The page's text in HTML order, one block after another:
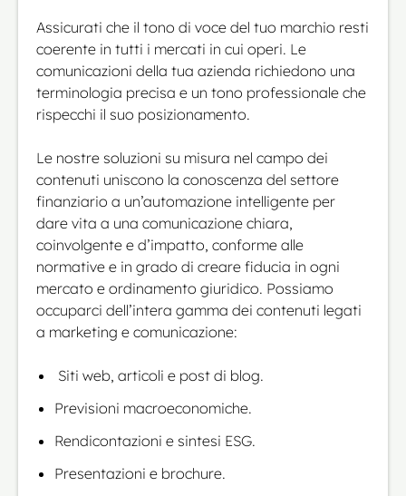
Assicurati che il tono di voce del tuo marchio resti
coerente in tutti i mercati in cui operi. Le
comunicazioni della tua azienda richiedono una
terminologia precisa e un tono professionale che
rispecchi il suo posizionamento.
Le nostre soluzioni su misura nel campo dei
contenuti uniscono la conoscenza del settore
finanziario a un’automazione intelligente per
dare vita a una comunicazione chiara,
coinvolgente e d’impatto, conforme alle
normative e in grado di creare fiducia in ogni
mercato e ordinamento giuridico. Possiamo
occuparci dell’intera gamma dei contenuti legati
a marketing e comunicazione:
Siti web, articoli e post di blog.
Previsioni macroeconomiche.
Rendicontazioni e sintesi ESG.
Presentazioni e brochure.